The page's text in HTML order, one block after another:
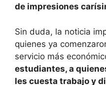
de impresiones
Sin duda, la noticia
quienes ya
servicio más
estudiantes, a
les cuesta trabajo y